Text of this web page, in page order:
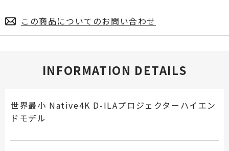
この商品についてのお問い合わせ
INFORMATION DETAILS
世界最小 Native4K D-ILAプロジェクターハイエン
ドモデル